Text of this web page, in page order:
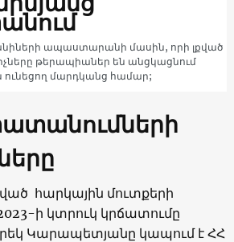
ապաստարանի մասին, որի լքված
թերապիաներ են անցկացնում
ունեցող մարդկանց համար;
հարկային մուտքերի
ի կտրուկ կրճատումը
Կարապետյանը կապում է ՀՀ